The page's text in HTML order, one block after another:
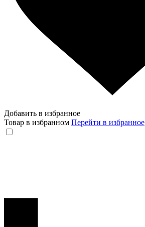
Добавить в избранное
Товар в избранном Перейти в избранное